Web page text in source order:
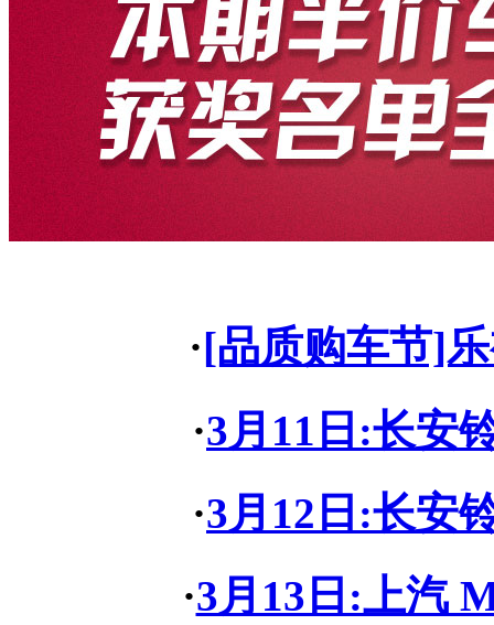
·[品质购车节]
·3月11日:长安
·3月12日:长安
·3月13日:上汽